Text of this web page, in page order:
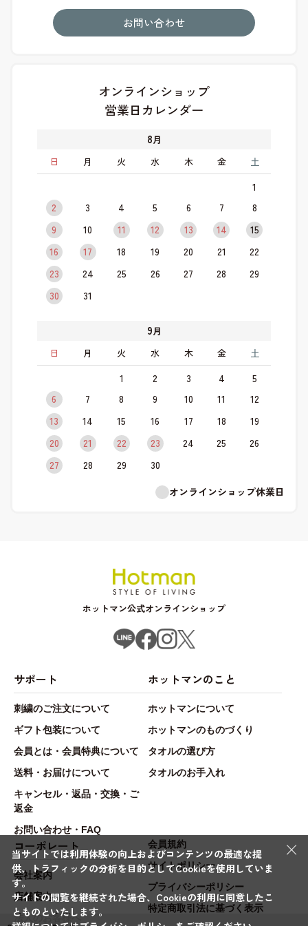
お問い合わせ
オンラインショップ
営業日カレンダー
8月
日
月 火 水 木 金 土
1
2
3 4 5 6 7
8
9
10 11 12 13 14
15
16
17 18 19 20 21
22
23
24 25 26 27 28
29
30
31
9月
日
月 火 水 木 金 土
1 2 3 4
5
6
7 8 9 10 11
12
13
14 15 16 17 18
19
20
21 22 23 24 25
26
27
28 29
30
オンラインショップ休業日
ホットマン公式オンラインショップ
サポート
刺繍のご注文について
ギフト包装について
会員とは・会員特典について
送料・お届けについて
キャンセル・返品・交換・ご
返金
お問い合わせ・FAQ
ホットマンのこと
ホットマンについて
ホットマンのものづくり
タオルの選び方
タオルのお手入れ
コーポレート
会社案内
店舗案内
法人のお客様へ
会員規約
サイトポリシー
プライバシーポリシー
特定商取引法に基づく表示
×
当サイトでは利用体験の向上およびコンテンツの最適な提
供、トラフィックの分析を目的としてCookieを使用していま
す。
サイトの閲覧を継続された場合、Cookieの利用に同意したこ
とものといたします。